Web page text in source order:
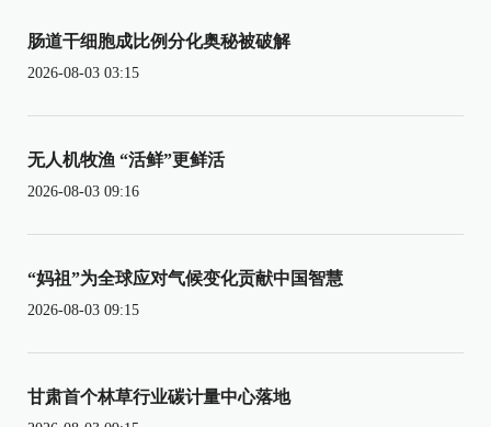
肠道干细胞成比例分化奥秘被破解
2026-08-03 03:15
无人机牧渔 “活鲜”更鲜活
2026-08-03 09:16
“妈祖”为全球应对气候变化贡献中国智慧
2026-08-03 09:15
甘肃首个林草行业碳计量中心落地